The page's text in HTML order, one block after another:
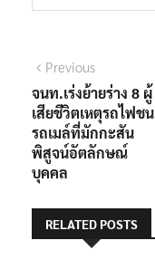
แนะแนว
เรื่อง
PreviousPrevious
post:
จนท.เร่งย้ายร่าง 8 ผู้
เสียชีวิตเหตุรถไฟชน
รถเมล์ที่มักกะสัน
พิสูจน์อัตลักษณ์
บุคคล
RELATED POSTS